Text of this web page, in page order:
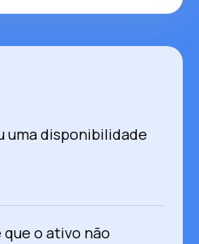
uma disponibilidade
o ativo não